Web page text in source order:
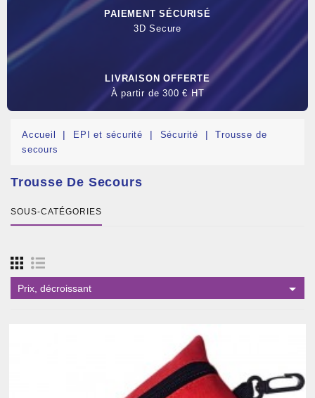
PAIEMENT SÉCURISÉ
3D Secure
LIVRAISON OFFERTE
À partir de 300 € HT
Accueil EPI et sécurité Sécurité
Trousse de
secours
Trousse De Secours
SOUS-CATÉGORIES
Prix, décroissant 